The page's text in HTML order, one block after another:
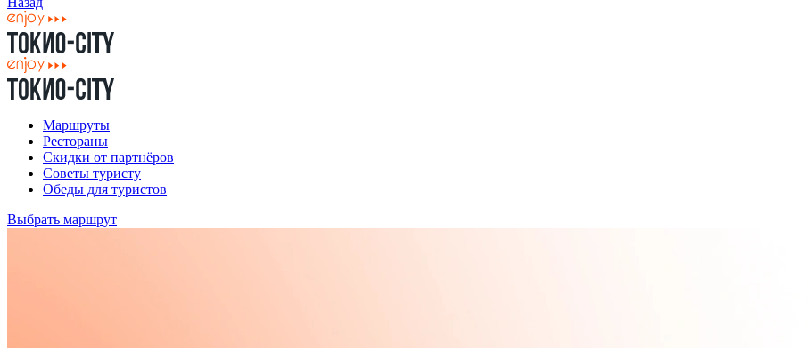
Маршруты
Рестораны
Скидки от партнёров
Советы туристу
Обеды для туристов
Выбрать маршрут